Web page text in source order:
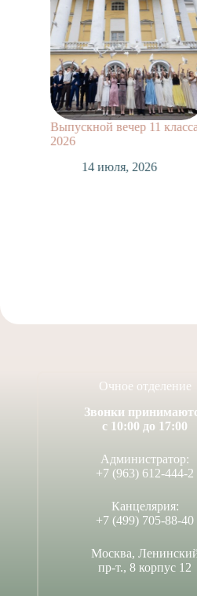
Выпускной вечер 11 класса
2026
14 июля, 2026
Очное отделение
Звонки
с 10:00 до 17:00
Администратор:
+7 (963) 612-444-2
Канцелярия:
+7 (499) 705-88-40
Москва,
пр-т., 8 корпус 12